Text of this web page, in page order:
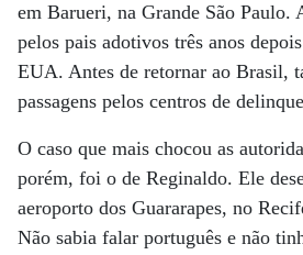
em Barueri, na Grande São Paulo.
pelos pais adotivos três anos
EUA. Antes de retornar ao Brasil,
passagens pelos centros de
O caso que mais chocou as
porém, foi o de Reginaldo. Ele
aeroporto dos Guararapes, no
Não sabia falar português e não